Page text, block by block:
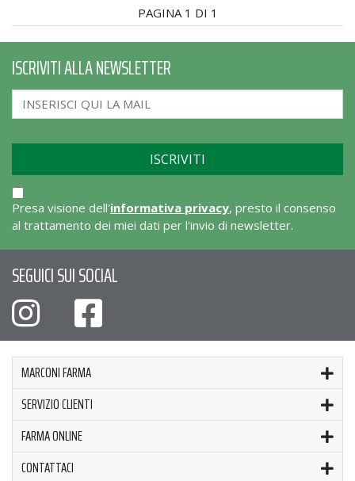
PAGINA 1 DI 1
ISCRIVITI ALLA NEWSLETTER
Presa visione dell'informativa privacy, presto il consenso
al trattamento dei miei dati per l'invio di newsletter.
SEGUICI SUI SOCIAL
MARCONI FARMA
SERVIZIO CLIENTI
FARMA ONLINE
CONTATTACI